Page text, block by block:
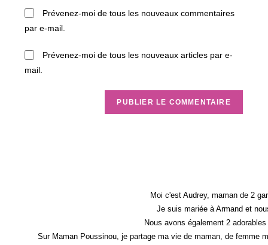
comment
de
(facultatif)
Prévenez-moi de tous les nouveaux commentaires
par e-mail.
Prévenez-moi de tous les nouveaux articles par e-
mail.
Moi c'est Audrey, maman de 2
Je suis mariée à Armand et
Nous avons également 2
Sur Maman Poussinou, je partage ma vie de maman, de femme